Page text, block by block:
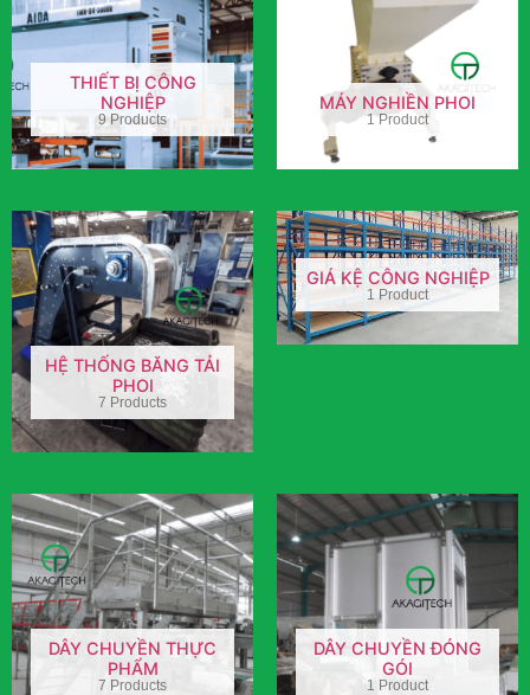
THIẾT BỊ CÔNG
NGHIỆP
9 Products
MÁY NGHIỀN PHOI
1 Product
HỆ THỐNG BĂNG TẢI
PHOI
7 Products
GIÁ KỆ CÔNG NGHIỆP
1 Product
DÂY CHUYỀN THỰC
PHẨM
7 Products
DÂY CHUYỀN ĐÓNG
GÓI
1 Product